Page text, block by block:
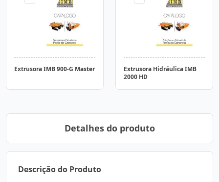
Extrusora IMB 900-G Master
Extrusora Hidráulica IMB
2000 HD
Detalhes do produto
Descrição do Produto